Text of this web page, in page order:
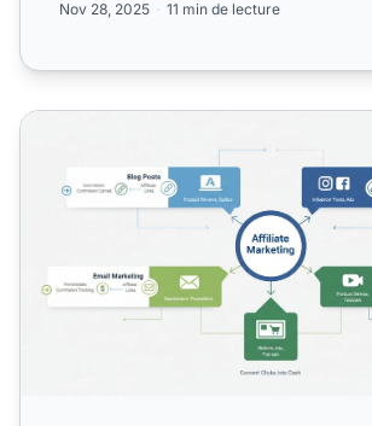
Nov 28, 2025 11 min de lecture
Comment promouvoir des produits